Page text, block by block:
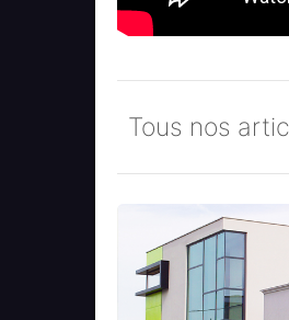
Tous nos